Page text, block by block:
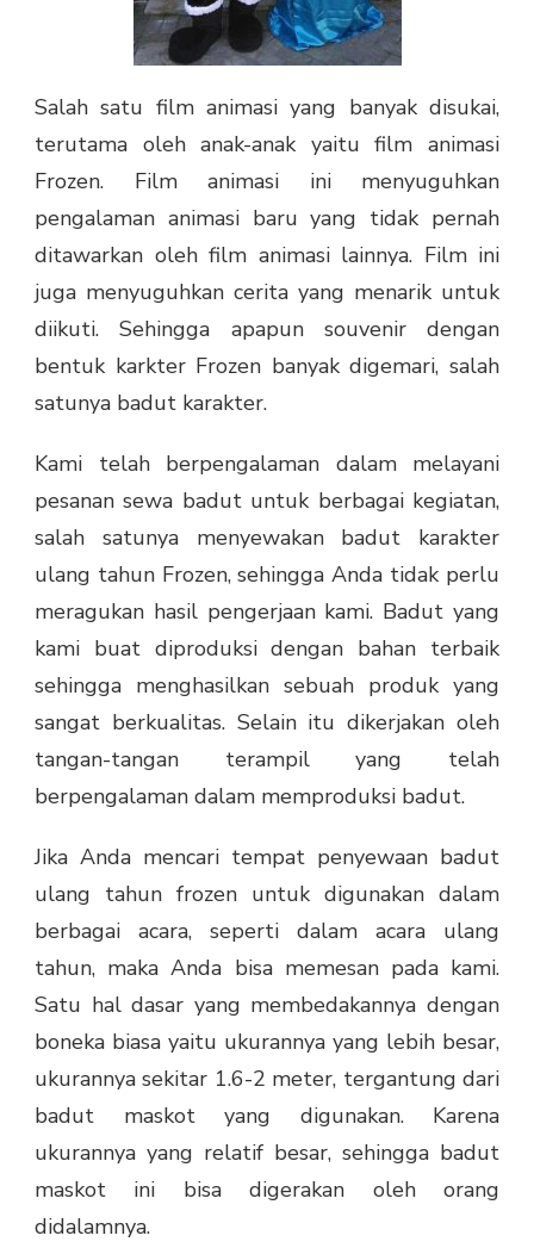
Salah satu film animasi yang banyak disukai,
terutama oleh anak-anak yaitu film animasi
Frozen. Film animasi ini menyuguhkan
pengalaman animasi baru yang tidak pernah
ditawarkan oleh film animasi lainnya. Film ini
juga menyuguhkan cerita yang menarik untuk
diikuti. Sehingga apapun souvenir dengan
bentuk karkter Frozen banyak digemari, salah
satunya badut karakter.
Kami telah berpengalaman dalam melayani
pesanan sewa badut untuk berbagai kegiatan,
salah satunya menyewakan badut karakter
ulang tahun Frozen, sehingga Anda tidak perlu
meragukan hasil pengerjaan kami. Badut yang
kami buat diproduksi dengan bahan terbaik
sehingga menghasilkan sebuah produk yang
sangat berkualitas. Selain itu dikerjakan oleh
tangan-tangan terampil yang telah
berpengalaman dalam memproduksi badut.
Jika Anda mencari tempat penyewaan badut
ulang tahun frozen untuk digunakan dalam
berbagai acara, seperti dalam acara ulang
tahun, maka Anda bisa memesan pada kami.
Satu hal dasar yang membedakannya dengan
boneka biasa yaitu ukurannya yang lebih besar,
ukurannya sekitar 1.6-2 meter, tergantung dari
badut maskot yang digunakan. Karena
ukurannya yang relatif besar, sehingga badut
maskot ini bisa digerakan oleh orang
didalamnya.